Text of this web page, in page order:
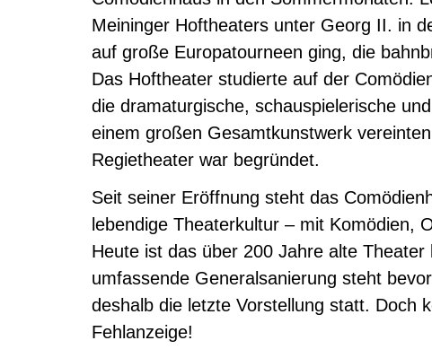
Meininger Hoftheaters unter Georg II. in
auf große Europatourneen ging, die
Das Hoftheater studierte auf der
die dramaturgische, schauspielerische
einem großen Gesamtkunstwerk
Regietheater war begründet.
Seit seiner Eröffnung steht das
lebendige Theaterkultur – mit Komödien,
Heute ist das über 200 Jahre alte
umfassende Generalsanierung steht
deshalb die letzte Vorstellung statt. Doch
Fehlanzeige!